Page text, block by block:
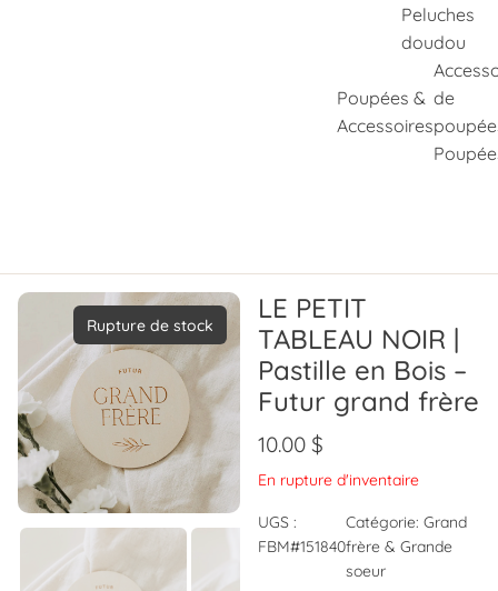
Peluches
doudou
Poupées &
Accessoires
de
Rupture de stock
LE PETIT
TABLEAU NOIR |
Pastille en Bois –
Futur grand frère
10.00$
En rupture d'inventaire
UGS :
FBM#151840
Catégorie:Grand
frère & Grande
soeur